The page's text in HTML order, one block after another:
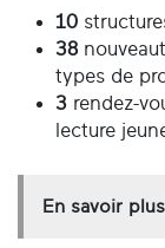
10
38
types de
3 rendez-
lecture
En savoir plus